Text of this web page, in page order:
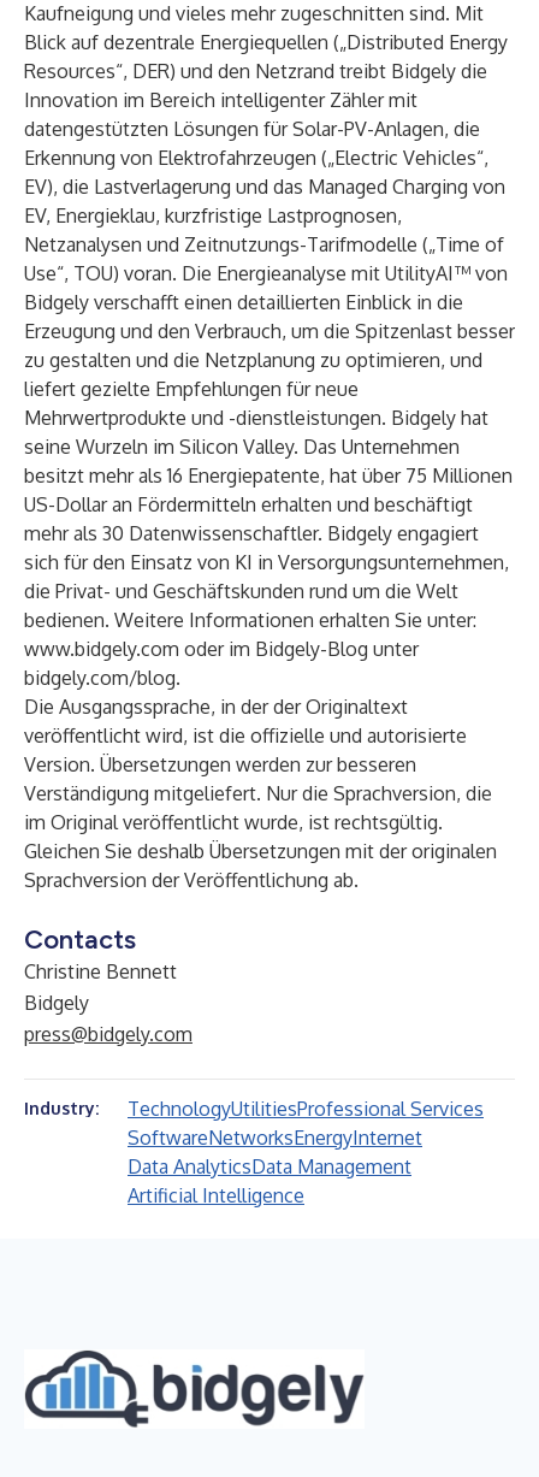
Kaufneigung und vieles mehr zugeschnitten sind. Mit
Blick auf dezentrale Energiequellen („Distributed Energy
Resources“, DER) und den Netzrand treibt Bidgely die
Innovation im Bereich intelligenter Zähler mit
datengestützten Lösungen für Solar-PV-Anlagen, die
Erkennung von Elektrofahrzeugen („Electric Vehicles“,
EV), die Lastverlagerung und das Managed Charging von
EV, Energieklau, kurzfristige Lastprognosen,
Netzanalysen und Zeitnutzungs-Tarifmodelle („Time of
Use“, TOU) voran. Die Energieanalyse mit UtilityAI™ von
Bidgely verschafft einen detaillierten Einblick in die
Erzeugung und den Verbrauch, um die Spitzenlast besser
zu gestalten und die Netzplanung zu optimieren, und
liefert gezielte Empfehlungen für neue
Mehrwertprodukte und -dienstleistungen. Bidgely hat
seine Wurzeln im Silicon Valley. Das Unternehmen
besitzt mehr als 16 Energiepatente, hat über 75 Millionen
US-Dollar an Fördermitteln erhalten und beschäftigt
mehr als 30 Datenwissenschaftler. Bidgely engagiert
sich für den Einsatz von KI in Versorgungsunternehmen,
die Privat- und Geschäftskunden rund um die Welt
bedienen. Weitere Informationen erhalten Sie unter:
www.bidgely.com oder im Bidgely-Blog unter
bidgely.com/blog.
Die Ausgangssprache, in der der Originaltext
veröffentlicht wird, ist die offizielle und autorisierte
Version. Übersetzungen werden zur besseren
Verständigung mitgeliefert. Nur die Sprachversion, die
im Original veröffentlicht wurde, ist rechtsgültig.
Gleichen Sie deshalb Übersetzungen mit der originalen
Sprachversion der Veröffentlichung ab.
Contacts
Christine Bennett
Bidgely
press@bidgely.com
Industry: TechnologyUtilitiesProfessional Services
SoftwareNetworksEnergyInternet
Data AnalyticsData Management
Artificial Intelligence